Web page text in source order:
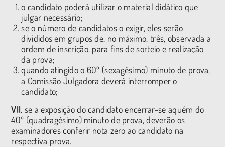
o candidato poderá utilizar o material didático que
julgar necessário;
se o número de candidatos o exigir, eles serão
divididos em grupos de, no máximo, três, observada a
ordem de inscrição, para fins de sorteio e realização
da prova;
quando atingido o 60º (sexagésimo) minuto de prova,
a Comissão Julgadora deverá interromper o
candidato;
VII. se a exposição do candidato encerrar-se aquém do
40º (quadragésimo) minuto de prova, deverão os
examinadores conferir nota zero ao candidato na
respectiva prova.